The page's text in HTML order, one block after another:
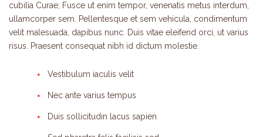
cubilia Curae; Fusce ut enim tempor, venenatis metus interdum,
ullamcorper sem. Pellentesque et sem vehicula, condimentum
velit malesuada, dapibus nunc. Duis vitae eleifend orci, ut varius
risus. Praesent consequat nibh id dictum molestie.
Vestibulum iaculis velit
Nec ante varius tempus
Duis sollicitudin lacus sapien